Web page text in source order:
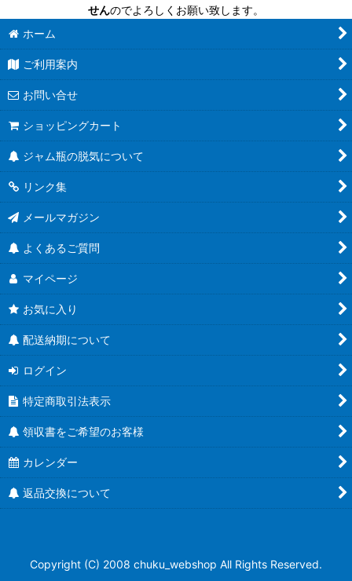
せんのでよろしくお願い致します。
ホーム
ご利用案内
お問い合せ
ショッピングカート
ジャム瓶の脱気について
リンク集
メールマガジン
よくあるご質問
マイページ
お気に入り
配送納期について
ログイン
特定商取引法表示
領収書をご希望のお客様
カレンダー
返品交換について
Copyright (C) 2008 chuku_webshop All Rights Reserved.